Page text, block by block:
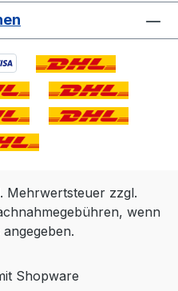
Mehrwertsteuer zzgl.
wenn
Shopware